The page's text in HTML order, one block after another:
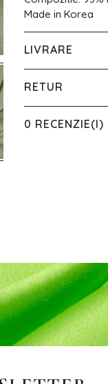
Made in Korea
LIVRARE
RETUR
0 RECENZIE(I)